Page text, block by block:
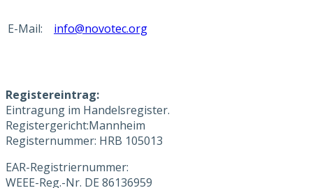
E-Mail: info@novotec.org
Registereintrag:
Eintragung im Handelsregister.
Registergericht:Mannheim
Registernummer: HRB 105013
EAR-Registriernummer:
WEEE-Reg.-Nr. DE 86136959